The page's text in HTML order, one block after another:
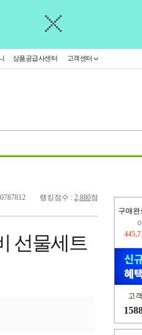
상품공급사센터 고객센터
구매완
오
고
랭킹점수 : 2,880점
선물세트